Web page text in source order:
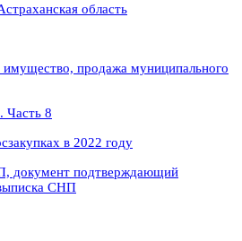
область
имущество, продажа муниципального
Часть 8
в 2022 году
документ подтверждающий
СНП